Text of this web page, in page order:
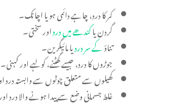
کمر کا درد، چاہے دائمی ہو یا اچانک۔
گردن یاکندھے میں درداور سختی۔
تناؤکے سر دردیا مائیگرین۔
جوڑوں کا درد، جیسے گھٹنے، کولہے اور کہنی۔
کھیلوں سے متعلق چوٹوں سے وابستہ درد
غلط جسمانی وضع سے پیدا ہونے والا درد